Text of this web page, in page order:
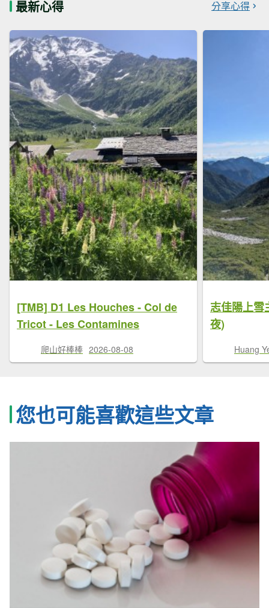
最新心得 分享心得
[TMB] D1 Les Houches - Col de
Tricot - Les Contamines
爬山好棒棒 2026-08-08
志佳陽上雪
夜)
Huang
您也可能喜歡這些文章